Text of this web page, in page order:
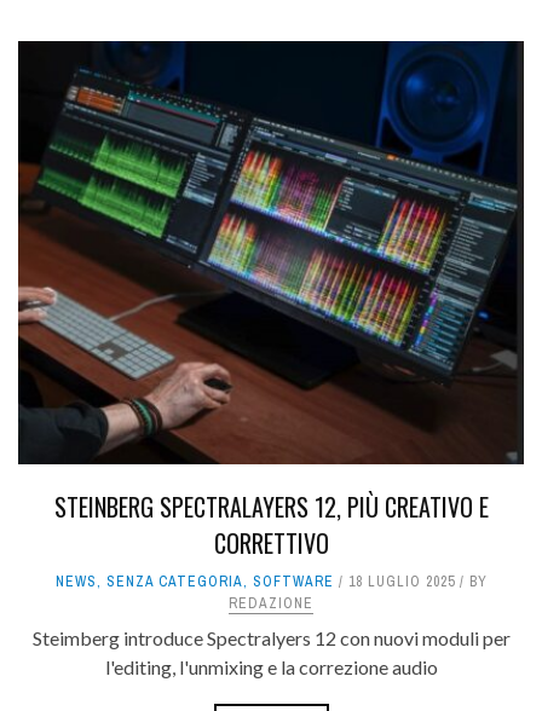
STEINBERG SPECTRALAYERS 12, PIÙ CREATIVO E
CORRETTIVO
NEWS, SENZA CATEGORIA, SOFTWARE 18 LUGLIO 2025
BY
REDAZIONE
Steimberg introduce Spectralyers 12 con nuovi moduli per
l'editing, l'unmixing e la correzione audio